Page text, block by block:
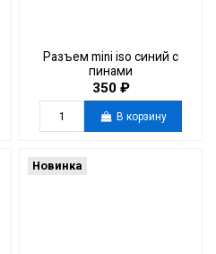
Разъем mini iso синий с
пинами
350 ₽
В корзину
Новинка